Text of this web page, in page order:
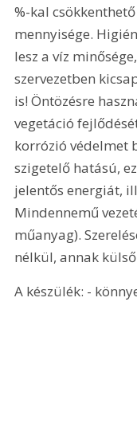
%-kal
mennyisége.
lesz a víz
szervezetben
is! Öntözésre
vegetáció
korrózió védelmet
szigetelő hatású,
jelentős energiát,
Mindennemű
műanyag).
nélkül, annak
A készülék: -